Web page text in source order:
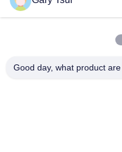
Visite D'usine
Good day, what product